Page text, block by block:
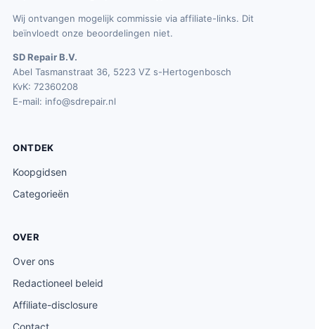
Wij ontvangen mogelijk commissie via affiliate-links. Dit
beïnvloedt onze beoordelingen niet.
SD Repair B.V.
Abel Tasmanstraat 36, 5223 VZ s-Hertogenbosch
KvK: 72360208
E-mail: info@sdrepair.nl
ONTDEK
Koopgidsen
Categorieën
OVER
Over ons
Redactioneel beleid
Affiliate-disclosure
Contact